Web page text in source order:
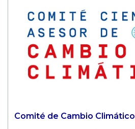
Comité de Cambio Climático